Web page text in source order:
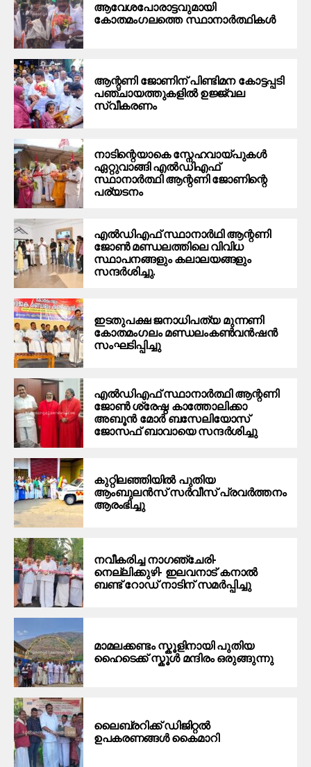
ആവേശപോരാട്ടവുമായി
കോതമംഗലത്തെ സ്ഥാനാര്‍ത്ഥികള്‍
ആന്റണി ജോണിന് പിണ്ടിമന കോട്ടപ്പടി
പഞ്ചായത്തുകളിൽ ഉജ്ജ്വല
സ്വീകരണം
നാടിന്റെയാകെ സ്നേഹവായ്പുകൾ
ഏറ്റുവാങ്ങി എൽഡിഎഫ്
സ്ഥാനാർത്ഥി ആന്റണി ജോണിന്റെ
പര്യടനം
എൽഡിഎഫ് സ്ഥാനാർഥി ആന്റണി
ജോൺ മണ്ഡലത്തിലെ വിവിധ
സ്ഥാപനങ്ങളും കലാലയങ്ങളും
സന്ദർശിച്ചു.
ഇടതുപക്ഷ ജനാധിപത്യ മുന്നണി
കോതമംഗലം മണ്ഡലംകൺവൻഷൻ
സംഘടിപ്പിച്ചു
എൽഡിഎഫ് സ്ഥാനാർത്ഥി ആന്റണി
ജോൺ ശ്രേഷ്ഠ കാത്തോലിക്കാ
അബൂൻ മോർ ബസേലിയോസ്
ജോസഫ് ബാവായെ സന്ദർശിച്ചു
കുറ്റിലഞ്ഞിയിൽ പുതിയ
ആംബുലൻസ് സർവീസ് പ്രവർത്തനം
ആരംഭിച്ചു
നവീകരിച്ച നാഗഞ്ചേരി-
നെല്ലിക്കുഴി- ഇലവനാട് കനാൽ
ബണ്ട് റോഡ് നാടിന് സമർപ്പിച്ചു
മാമലക്കണ്ടം സ്കൂളിനായി പുതിയ
ഹൈടെക്ക് സ്കൂൾ മന്ദിരം ഒരുങ്ങുന്നു
ലൈബ്രറിക്ക് ഡിജിറ്റൽ
ഉപകരണങ്ങൾ കൈമാറി